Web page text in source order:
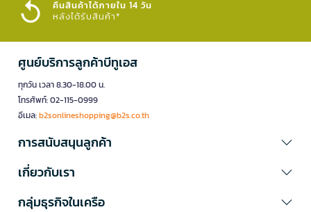
คืนสินค้าได้ภายใน 14 วัน
หลังได้รับสินค้า*
ศูนย์บริการลูกค้าบีทูเอส
ทุกวัน เวลา 8.30-18.00 น.
โทรศัพท์: 02-115-0999
อีเมล:b2sonlineshopping@b2s.co.th
การสนับสนุนลูกค้า
เกี่ยวกับเรา
กลุ่มธุรกิจในเครือ